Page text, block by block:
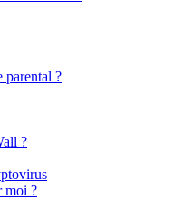
parental ?
?
moi ?